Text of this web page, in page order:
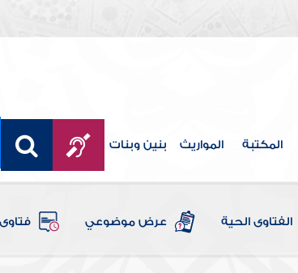
المكتبة المواريث بنين وبنات
الفتاوى الحية عرض موضوعي